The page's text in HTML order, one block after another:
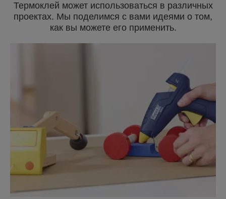
Термоклей может использоваться в различных
проектах. Мы поделимся с вами идеями о том,
как вы можете его применить.